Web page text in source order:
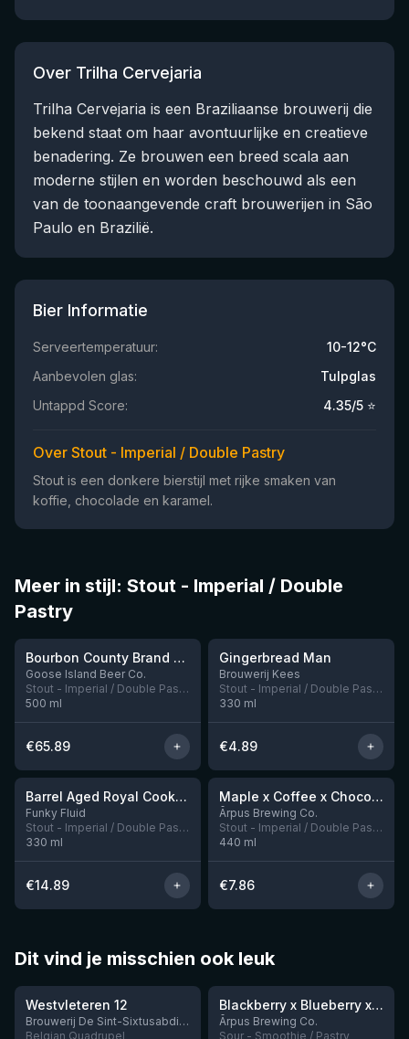
Over Trilha Cervejaria
Trilha Cervejaria is een Braziliaanse brouwerij die
bekend staat om haar avontuurlijke en creatieve
benadering. Ze brouwen een breed scala aan
moderne stijlen en worden beschouwd als een
van de toonaangevende craft brouwerijen in São
Paulo en Brazilië.
Bier Informatie
Serveertemperatuur:
10-12°C
Aanbevolen glas:
Tulpglas
Untappd Score:
4.35/5 ⭐
Over Stout - Imperial / Double Pastry
Stout is een donkere bierstijl met rijke smaken van
koffie, chocolade en karamel.
Meer in stijl: Stout - Imperial / Double
Pastry
Nog 4
★4.24
Bourbon County Brand Banana Foster Stout 2023
Goose Island Beer Co.
Stout - Imperial / Double Pastry
500 ml
€65.89
Gingerbread Man
Brouwerij Kees
Stout - Imperial / Double Pastry
330 ml
€4.89
Nog 1
★ 4.23
Barrel Aged Royal Cookie: Pecan Pie
Funky Fluid
Stout - Imperial / Double Pastry
330 ml
€14.89
Nog 2
★ 4.13
Maple x Coffee x Chocolate x Peanut Butter Imperial Stout
Ārpus Brewing Co.
Stout - Imperial / Double Pastry
440 ml
€7.86
Dit vind je misschien ook leuk
★4.46
Westvleteren 12
Brouwerij De Sint-Sixtusabdij van Westvleteren
Belgian Quadrupel
Nog 9
★4.3
Blackberry x Blueberry x Mango x Pineapple x Peanut Butter Smoothie Sour Ale
Ārpus Brewing Co.
Sour - Smoothie / Pastry